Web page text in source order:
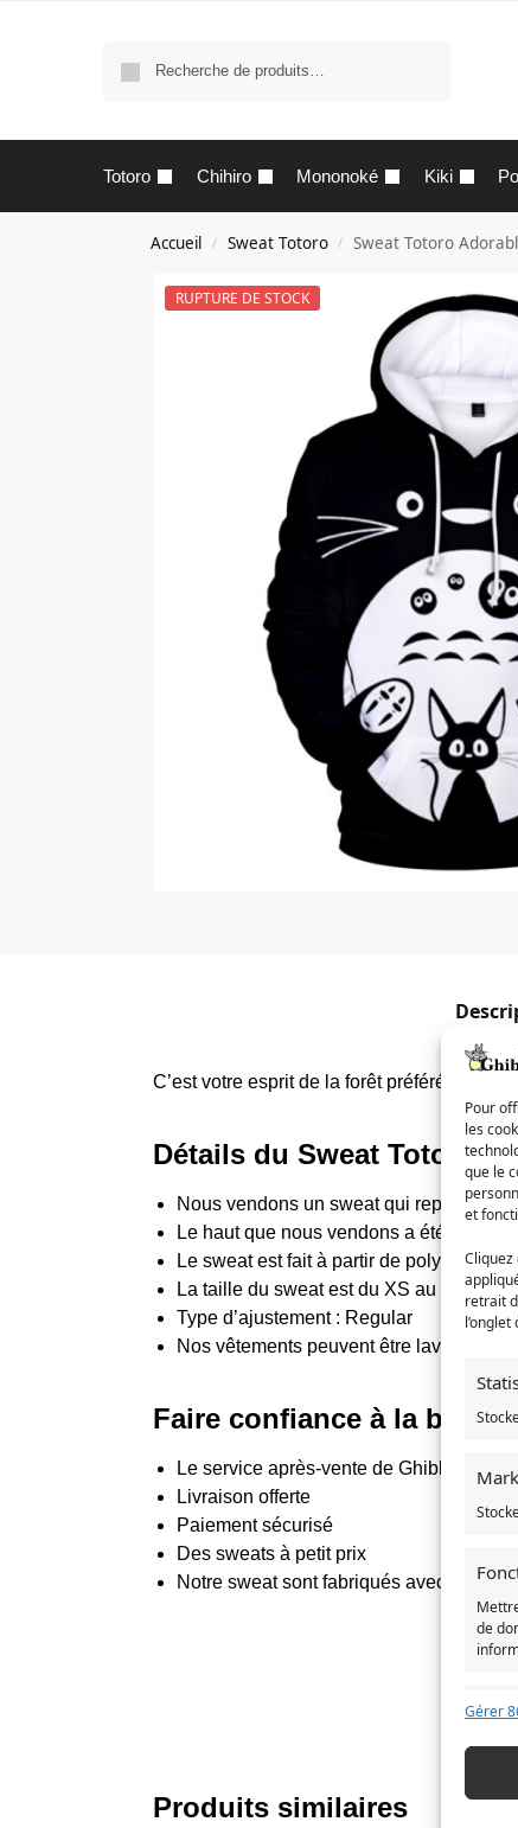
Pour
les
que le
et
Cliquez
retrait
de
Gérer
Totoro Chihiro Mononoké Kiki
Accueil / Sweat Totoro / Sweat Totoro
RUPTURE DE STOCK
C’est votre esprit de la forêt préféré ! Ce
Détails du Sweat Totoro
Nous vendons un sweat qui représente
Le haut que nous vendons a été conçu
Le sweat est fait à partir de polyester
La taille du sweat est du XS au 3XL
Type d’ajustement : Regular
Nos vêtements peuvent être lavés à la
Faire confiance à la
Le service après-vente de Ghibli-
Livraison offerte
Paiement sécurisé
Des sweats à petit prix
Notre sweat sont fabriqués avec toute la
UGS :
Produits similaires